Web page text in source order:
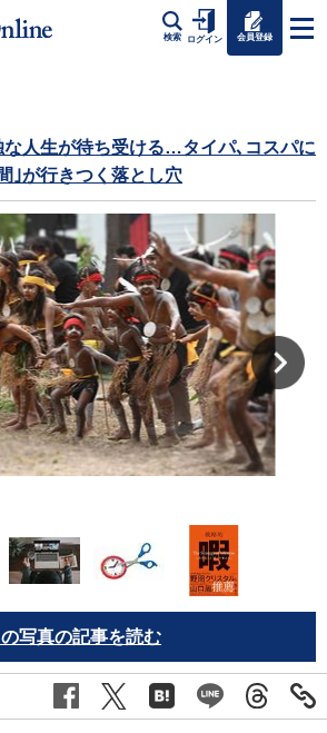
検索 ログイン 会員登録
な人生が待ち受ける…タイパ､コスパに
｣が行きつく落とし穴
の写真の記事を読む